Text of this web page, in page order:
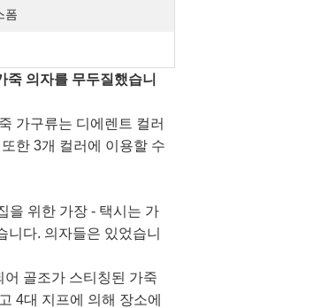
폼
의자를 무두질했습니
가구류는 디에렌트 컬러
한 3개 컬러에 이용할 수
을 위한 가장 - 택시는 가
다. 의자들은 있었습니
골조가 스티칭된 가죽
4대 지프에 의해 장소에